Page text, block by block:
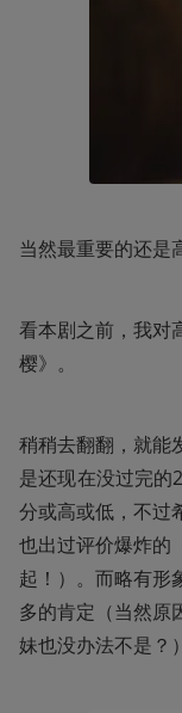
当然最重要的还是
看本剧之前，我对
樱》。
稍稍去翻翻，就能
是还现在没过完的
分或高或低，不过
也出过评价爆炸的
起！）。而略有形
多的肯定（当然原
妹也没办法不是？